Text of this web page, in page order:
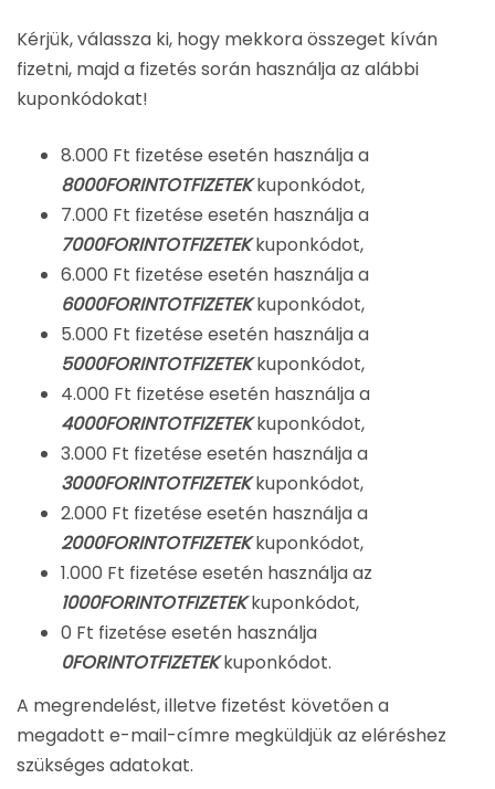
Kérjük, válassza ki, hogy mekkora összeget kíván
fizetni, majd a fizetés során használja az alábbi
kuponkódokat!
8.000 Ft fizetése esetén használja a
8000FORINTOTFIZETEKkuponkódot,
7.000 Ft fizetése esetén használja a
7000FORINTOTFIZETEKkuponkódot,
6.000 Ft fizetése esetén használja a
6000FORINTOTFIZETEKkuponkódot,
5.000 Ft fizetése esetén használja a
5000FORINTOTFIZETEKkuponkódot,
4.000 Ft fizetése esetén használja a
4000FORINTOTFIZETEKkuponkódot,
3.000 Ft fizetése esetén használja a
3000FORINTOTFIZETEKkuponkódot,
2.000 Ft fizetése esetén használja a
2000FORINTOTFIZETEKkuponkódot,
1.000 Ft fizetése esetén használja az
1000FORINTOTFIZETEKkuponkódot,
0 Ft fizetése esetén használja
0FORINTOTFIZETEKkuponkódot.
A megrendelést, illetve fizetést követően a
megadott e-mail-címre megküldjük az eléréshez
szükséges adatokat.